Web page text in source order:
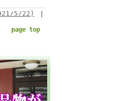
5/22) ｜
page top